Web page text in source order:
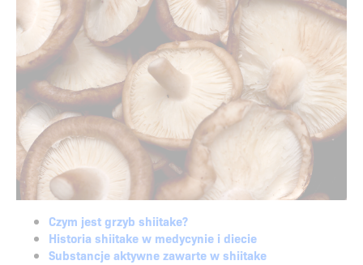
Czym jest grzyb shiitake?
Historia shiitake w medycynie i diecie
Substancje aktywne zawarte w shiitake